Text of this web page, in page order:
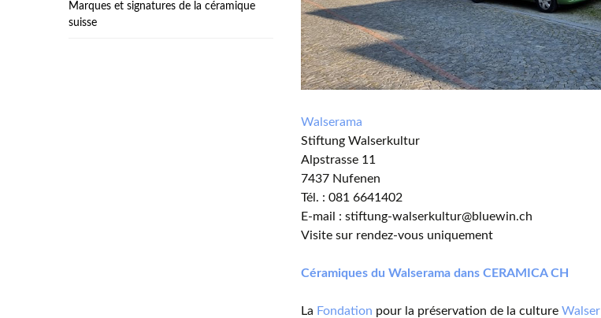
Walserama
Stiftung Walserkultur
Alpstrasse 11
7437 Nufenen
Tél. : 081 6641402
E-mail : stiftung-walserkultur@bluewin.ch
Visite sur rendez-vous uniquement
Céramiques du Walserama dans CERAMICA CH
La Fondation pour la préservation de la culture Walser
Marques et signatures de la céramique
suisse